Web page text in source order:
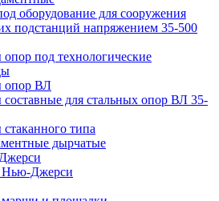
оборудование для сооружения
подстанций напряжением 35-500
под технологические
опор ВЛ
для стальных опор ВЛ 35-
типа
дырчатые
Нью-Джерси